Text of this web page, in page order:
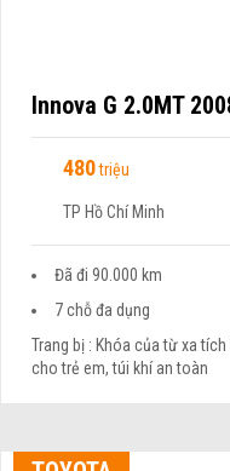
Innova G 2.0MT
480triệu
TP Hồ Chí Minh
Đã đi 90.000 km
7 chỗ đa dụng
Trang bị : Khóa của từ xa
cho trẻ em, túi khí an toàn